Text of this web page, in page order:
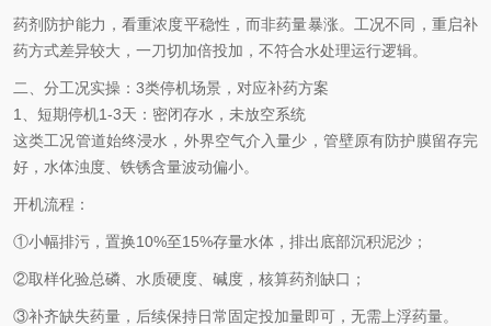
药剂防护能力，看重浓度平稳性，而非药量暴涨。工况不同，重启补
药方式差异较大，一刀切加倍投加，不符合水处理运行逻辑。
二、分工况实操：3类停机场景，对应补药方案
1、短期停机1-3天：密闭存水，未放空系统
这类工况管道始终浸水，外界空气介入量少，管壁原有防护膜留存完
好，水体浊度、铁锈含量波动偏小。
开机流程：
①小幅排污，置换10%至15%存量水体，排出底部沉积泥沙；
②取样化验总磷、水质硬度、碱度，核算药剂缺口；
③补齐缺失药量，后续保持日常固定投加量即可，无需上浮药量。